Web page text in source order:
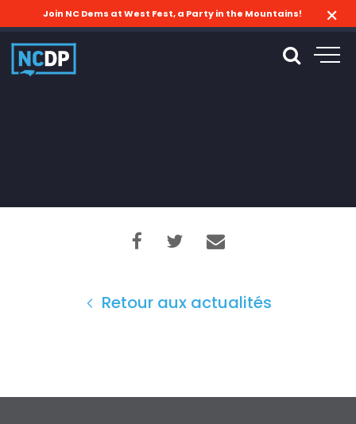
Join NC Dems at West Fest, a Party in the Mountains!
Retour aux actualités